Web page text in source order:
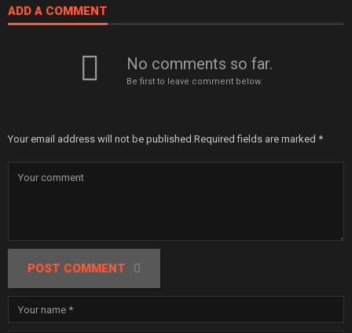
ADD A COMMENT
No comments so far.
Be first to leave comment below.
Your email address will not be published.Required fields are marked *
POST COMMENT